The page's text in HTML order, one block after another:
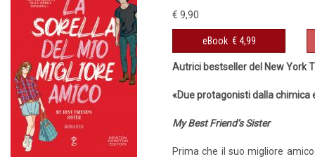
€ 9,90
eBook € 4,99
Autrici bestseller del New York
«Due protagonisti dalla chimica
My Best Friend’s Sister
Prima che il suo migliore